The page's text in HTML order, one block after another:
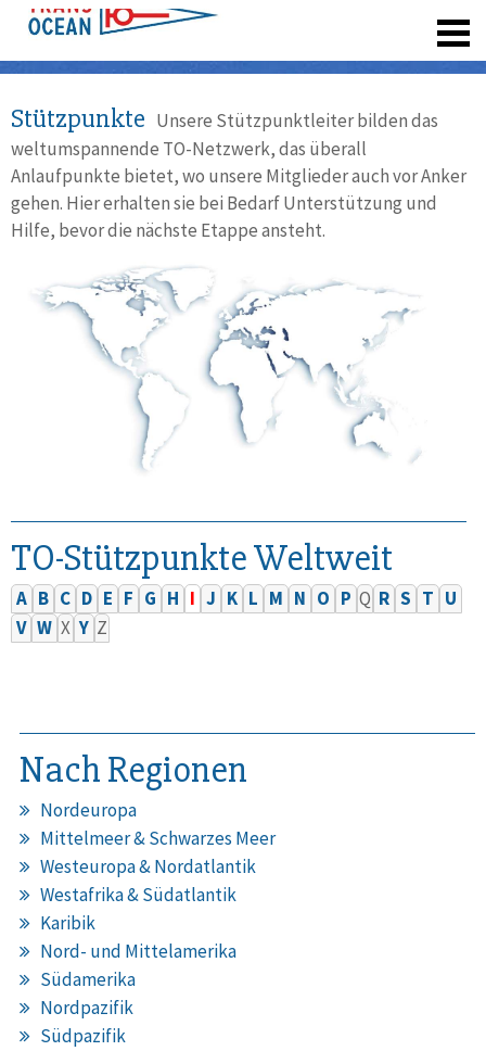
Stützpunkte Unsere Stützpunktleiter bilden das
weltumspannende TO-Netzwerk, das überall
Anlaufpunkte bietet, wo unsere Mitglieder auch vor Anker
gehen. Hier erhalten sie bei Bedarf Unterstützung und
Hilfe, bevor die nächste Etappe ansteht.
TO-Stützpunkte Weltweit
A B C D E F G H I J K L M N O P Q R S T U
V W X Y Z
Nach Regionen
Nordeuropa
Mittelmeer & Schwarzes Meer
Westeuropa & Nordatlantik
Westafrika & Südatlantik
Karibik
Nord- und Mittelamerika
Südamerika
Nordpazifik
Südpazifik